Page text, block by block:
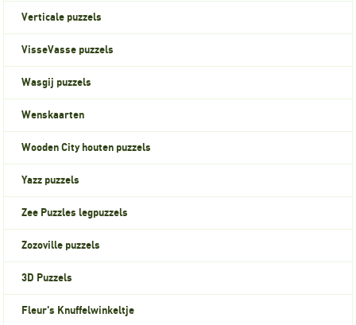
Verticale puzzels
VisseVasse puzzels
Wasgij puzzels
Wenskaarten
Wooden City houten puzzels
Yazz puzzels
Zee Puzzles legpuzzels
Zozoville puzzels
3D Puzzels
Fleur's Knuffelwinkeltje